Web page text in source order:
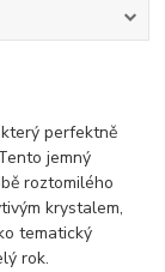
perfektně
jemný
roztomilého
krystalem,
tematický
rok.